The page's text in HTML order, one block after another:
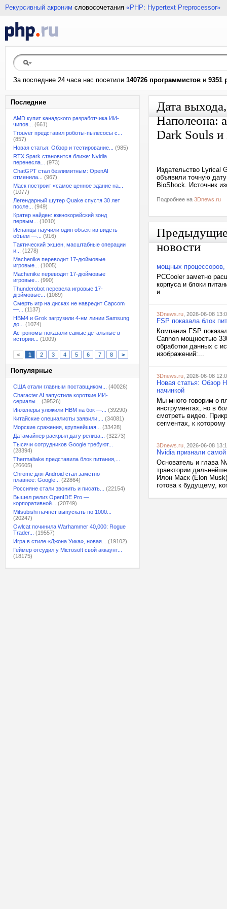
Рекурсивный акроним словосочетания «PHP: Hypertext Preprocessor»
За последние 24 часа нас посетили 140726 программистов и 9351
Последние
AMD купит канадского разработчика ИИ-
чипов...
(661)
Trouver представил роботы-пылесосы с...
(857)
Новая статья: Обзор и тестирование...
(985)
RTX Spark становится ближе: Nvidia
перенесла...
(973)
ChatGPT стал безлимитным: OpenAI
отменила...
(967)
Маск построит «самое ценное здание на...
(1077)
Легендарный шутер Quake спустя 30 лет
после...
(949)
Кратер найден: южнокорейский зонд
первым...
(1010)
Испанцы научили один объектив видеть
объём —...
(916)
Тактический экшен, масштабные операции
и...
(1278)
Machenike переводит 17-дюймовые
игровые...
(1005)
Machenike переводит 17-дюймовые
игровые...
(990)
Thunderobot перевела игровые 17-
дюймовые...
(1089)
Смерть игр на дисках не навредит Capcom
—...
(1137)
HBM4 и Grok загрузили 4-нм линии Samsung
до...
(1074)
Астрономы показали самые детальные в
истории...
(1009)
< 1 2 3 4 5 6 7 8 >
Популярные
США стали главным поставщиком...
(40026)
Character.AI запустила короткие ИИ-
сериалы...
(39526)
Инженеры уложили HBM на бок —...
(39290)
Китайские специалисты заявили,...
(34081)
Морские сражения, крупнейшая...
(33428)
Датамайнер раскрыл дату релиза...
(32273)
Тысячи сотрудников Google требуют...
(28394)
Thermaltake представила блок питания,...
(26605)
Chrome для Android стал заметно
плавнее: Google...
(22864)
Россияне стали звонить и писать...
(22154)
Вышел релиз OpenIDE Pro —
корпоративной...
(20749)
Mitsubishi начнёт выпускать по 1000...
(20247)
Owlcat починила Warhammer 40,000: Rogue
Trader...
(19557)
Игра в стиле «Джона Уика», новая...
(19102)
Геймер отсудил у Microsoft свой аккаунт...
(18175)
Дата
Наполеона:
Dark Souls и
Издательство Lyrical
объявили точную
BioShock. Источник
Подробнее на 3Dnews.ru
новости
мощных
PCCooler заметно
корпуса и блоки
и
3Dnews.ru , 2026-06-08
FSP показала блок
Компания FSP
Cannon мощностью
обработки данных с
изображений:...
3Dnews.ru , 2026-06-08
Новая статья: Обзор
начинкой
Мы много говорим о
инструментах, но в
смотреть видео.
сегментах, к
3Dnews.ru , 2026-06-08
Nvidia признали
Основатель и глава
траектории
Илон Маск (Elon
готова к будущему,